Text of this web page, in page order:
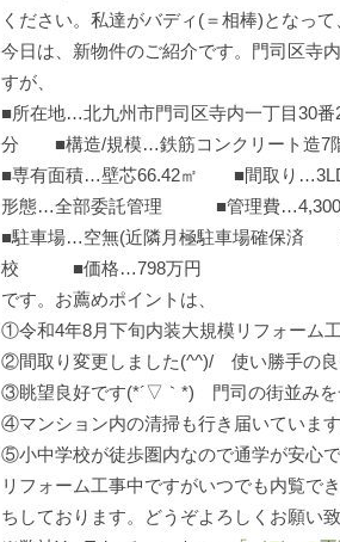
ください。私達がバディ(＝相棒)となっ
今日は、新物件のご紹介です。門司区寺
すが、
■所在地…北九州市門司区寺内一丁目
分 ■構造/規模…鉄筋コンクリート造7
■専有面積…壁芯66.42㎡ ■間取
形態…全部委託管理 ■管理費
■駐車場…空無(近隣月極駐車場確
校 ■価格…798万円
です。お薦めポイントは、
①令和4年8月下旬内装大規模リフォーム
②間取り変更しました(^^)/ 使い勝手の良
③眺望良好です(*´▽｀*) 門司の街並みを
④マンション内の清掃も行き届いていま
⑤小中学校が徒歩圏内なので通学が安心
リフォーム工事中ですがいつでも内覧で
ちしております。どうぞよろしくお願